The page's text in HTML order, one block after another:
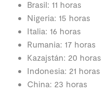
Brasil: 11 horas
Nigeria: 15 horas
Italia: 16 horas
Rumania: 17 horas
Kazajstán: 20 horas
Indonesia: 21 horas
China: 23 horas